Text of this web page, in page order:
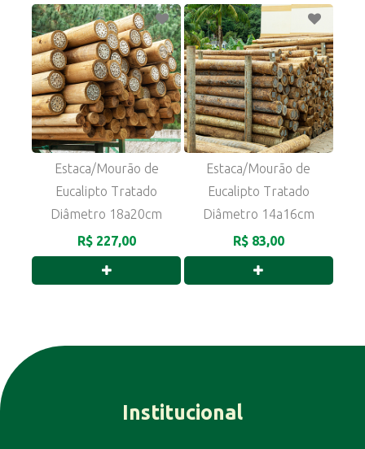
Estaca/Mourão de
Eucalipto Tratado
Diâmetro 18a20cm
R$ 227,00
Estaca/Mourão de
Eucalipto Tratado
Diâmetro 14a16cm
R$ 83,00
Institucional